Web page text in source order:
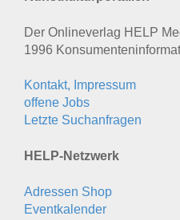
Der Onlineverlag HELP
1996
Kontakt, Impressum
offene Jobs
Letzte Suchanfragen
HELP-Netzwerk
Adressen Shop
Eventkalender